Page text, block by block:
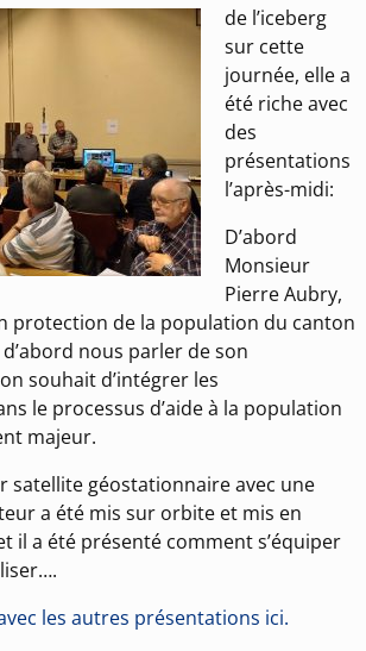
de l’iceberg
sur cette
journée, elle a
été riche avec
des
présentations
l’après-midi:
D’abord
Monsieur
Pierre Aubry,
protection de la population du canton
nous parler de son
souhait d’intégrer les
le processus d’aide à la population
majeur.
satellite géostationnaire avec une
a été mis sur orbite et mis en
il a été présenté comment s’équiper
les autres présentations ici.